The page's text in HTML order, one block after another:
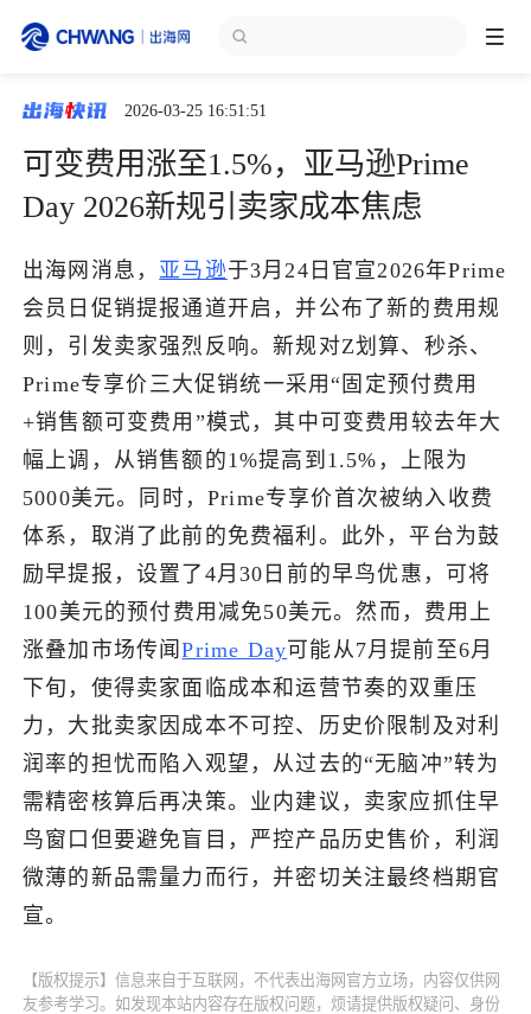
跨境展会
出海服务
出海资讯
跨境报告
出海导航
出海交流群
了解出海网
2026-03-25 16:51:51
可变费用涨至1.5%，亚马逊Prime
Day 2026新规引卖家成本焦虑
出海网消息，亚马逊于3月24日官宣2026年Prime
会员日促销提报通道开启，并公布了新的费用规
则，引发卖家强烈反响。新规对Z划算、秒杀、
Prime专享价三大促销统一采用“固定预付费用
+销售额可变费用”模式，其中可变费用较去年大
幅上调，从销售额的1%提高到1.5%，上限为
5000美元。同时，Prime专享价首次被纳入收费
体系，取消了此前的免费福利。此外，平台为鼓
励早提报，设置了4月30日前的早鸟优惠，可将
100美元的预付费用减免50美元。然而，费用上
涨叠加市场传闻Prime Day可能从7月提前至6月
下旬，使得卖家面临成本和运营节奏的双重压
力，大批卖家因成本不可控、历史价限制及对利
润率的担忧而陷入观望，从过去的“无脑冲”转为
需精密核算后再决策。业内建议，卖家应抓住早
鸟窗口但要避免盲目，严控产品历史售价，利润
微薄的新品需量力而行，并密切关注最终档期官
宣。
【版权提示】信息来自于互联网，不代表出海网官方立场，内容仅供网
友参考学习。如发现本站内容存在版权问题，烦请提供版权疑问、身份